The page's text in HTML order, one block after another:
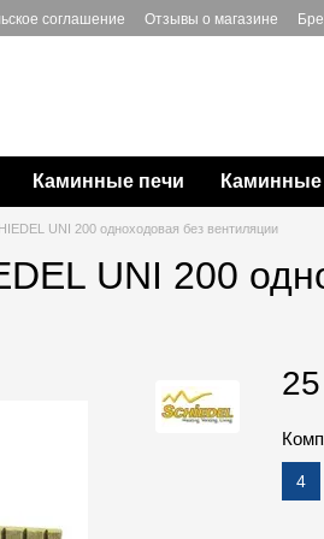
соглашение Отзывы о магазине
Каминные печи
UNI 200 одноходовая без вентиляции
UNI 200
4